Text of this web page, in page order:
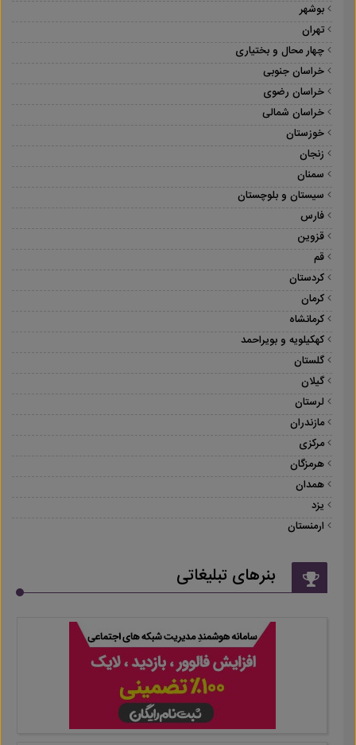
بوشهر
تهران
چهار محال و بختیاری
خراسان جنوبی
خراسان رضوی
خراسان شمالی
خوزستان
زنجان
سمنان
سیستان و بلوچستان
فارس
قزوین
قم
کردستان
کرمان
کرمانشاه
کهکیلویه و بویراحمد
گلستان
گیلان
لرستان
مازندران
مرکزی
هرمزگان
همدان
یزد
ارمنستان
بنرهای تبلیغاتی